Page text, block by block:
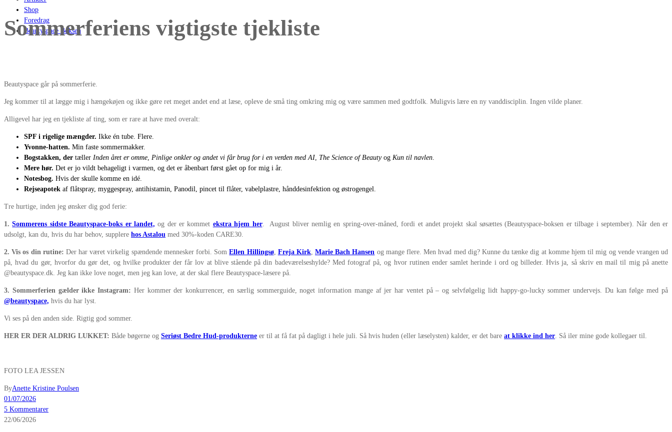
Shop
Foredrag
Beautyspace Boksen
Sommerferiens vigtigste tjekliste
Beautyspace går på sommerferie.
Jeg kommer til at lægge mig i hængekøjen og ikke gøre ret meget andet end at læse, opleve de små ting omkring mig og være sammen med godtfolk. Muligvis lære en ny vanddisciplin. Ingen vilde planer.
Alligevel har jeg en tjekliste af ting, som er rare at have med overalt:
SPF i rigelige mængder. Ikke én tube. Flere.
Yvonne-hatten. Min faste sommermakker.
Bogstakken, der tæller Inden året er omme Pinlige onkler og andet vi får brug for i en verden med AI The Science of Beautyog Kun til navlen
Mere hør. Det er jo vildt behageligt i varmen, og det er åbenbart først gået op for mig i år.
Notesbog. Hvis der skulle komme en idé.
Rejseapotek af flåtspray, myggespray, antihistamin, Panodil, pincet til flåter, vabelplastre, hånddesinfektion og østrogengel.
Tre hurtige, inden jeg ønsker dig god ferie:
1.Sommerens sidste Beautyspace-boks er landet, og der er kommet ekstra hjem her. August bliver nemlig en spring-over-måned, fordi et andet projekt skal søsættes (Beautyspace-boksen er tilbage i september). Når den er
udsolgt, kan du, hvis du har behov, supplere hos Astalou med 30%-koden CARE30.
2. Vis os din rutine: Der har været virkelig spændende mennesker forbi. SomEllen Hillingsø, Freja Kirk,Marie Bach Hansen og mange flere. Men hvad med dig? Kunne du tænke dig at komme hjem til mig og vende vrangen ud
på, hvad du gør, hvorfor du gør det, og hvilke produkter der får lov at blive stående på din badeværelseshylde? Med fotograf på, og hvor rutinen ender samlet herinde i ord og billeder. Hvis ja, så skriv en mail til mig på anette
@beautyspace.dk. Jeg kan ikke love noget, men jeg kan love, at der skal flere Beautyspace-læsere på.
3. Sommerferien gælder ikke Instagram: Her kommer der konkurrencer, en særlig sommerguide, noget information mange af jer har ventet på – og selvfølgelig lidt happy-go-lucky sommer undervejs. Du kan følge med på
@beautyspace, hvis du har lyst.
Vi ses på den anden side. Rigtig god sommer.
HER ER DER ALDRIG LUKKET: Både bøgerne og Seriøst Bedre Hud-produkterne er til at få fat på dagligt i hele juli. Så hvis huden (eller læselysten) kalder, er det bare at klikke ind her . Så iler mine gode kollegaer til.
FOTO LEA JESSEN
ByAnette Kristine Poulsen
01/07/2026
5 Kommentarer
22/06/2026